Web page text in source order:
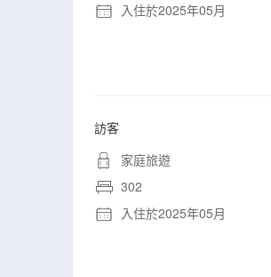
入住於2025年05月
訪客
家庭旅遊
302
入住於2025年05月